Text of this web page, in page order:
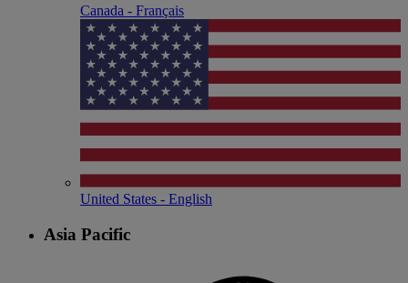
Canada - Français
United States - English
Asia Pacific